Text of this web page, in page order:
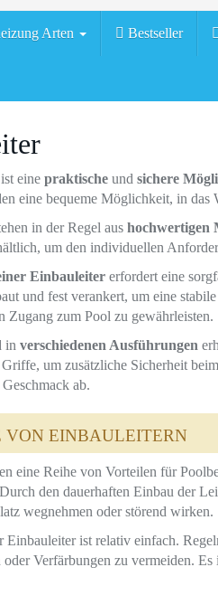
Arten Bestseller
eine praktische und sichere
eine bequeme Möglichkeit, in das
in der Regel aus hochwertigen
um den individuellen
Einbauleiter erfordert eine
und fest verankert, um eine
Zugang zum Pool zu gewährleisten.
in verschiedenen Ausführungen
um zusätzliche Sicherheit
ab.
VON EINBAULEITERN
eine Reihe von Vorteilen für
den dauerhaften Einbau der
wegnehmen oder störend wirken.
Einbauleiter ist relativ einfach.
oder Verfärbungen zu vermeiden.